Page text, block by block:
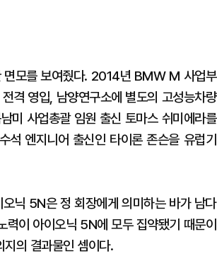
면모를 보여줬다. 2014년 BMW M 사업부
영입, 남양연구소에 별도의 고성능차량
미 사업총괄 임원 출신 토마스 쉬미에라를
엔지니어 출신인 타이론 존슨을 유럽기
닉 5N은 정 회장에게 의미하는 바가 남다
이 아이오닉 5N에 모두 집약됐기 때문이
의 결과물인 셈이다.